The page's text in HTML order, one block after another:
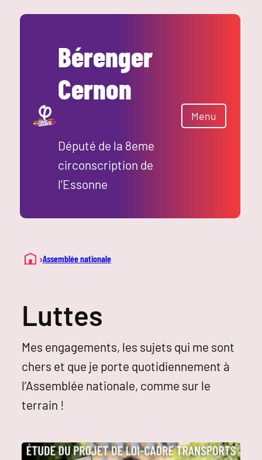
Bérenger
Cernon
Député de la 8eme
circonscription de
l’Essonne
Menu
›Assemblée nationale
Luttes
Mes engagements, les sujets qui me sont
chers et que je porte quotidiennement à
l’Assemblée nationale, comme sur le
terrain !